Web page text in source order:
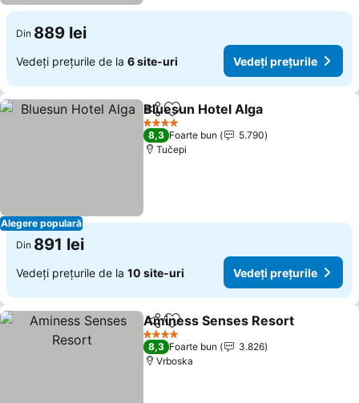
Din 889 lei
Vedeți prețurile de la 6 site-uri Vedeți prețurile
Alegere populară
DistribuițiAdăugaţi la favorite
Bluesun Hotel Alga
4 Stele
8,3 Foarte bun
5.790
Tučepi
Din 891 lei
Vedeți prețurile de la 10 site-uri Vedeți prețurile
DistribuițiAdăugaţi la favorite
Aminess Senses Resort
4 Stele
8,3 Foarte bun
3.826
Vrboska